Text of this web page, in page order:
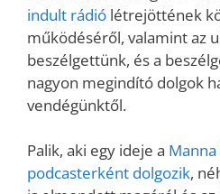
indult rádió létrejöttének
működéséről, valamint az
beszélgettünk, és a
nagyon megindító dolgok
vendégünktől.
Palik, aki egy ideje a
podcasterként dolgozik,